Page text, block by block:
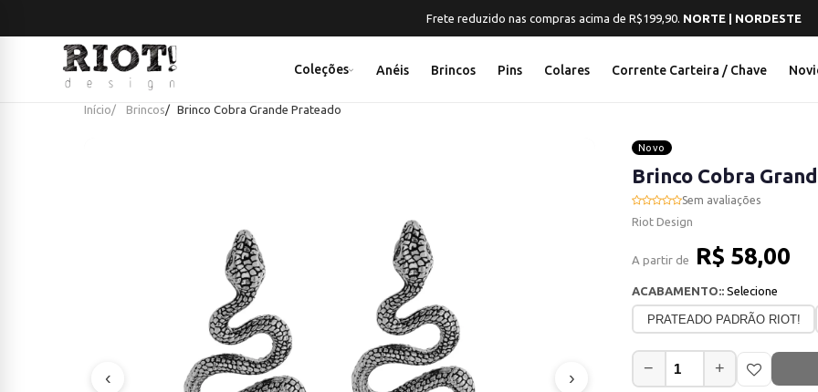
Frete reduzido nas compras acima de R$199,90. NORTE | NORDESTE
Coleções Anéis Brincos Pins Colares Corrente Carteira / Chave
Início Brincos Brinco Cobra Grande Prateado
‹ ›
Novo
Brinco Cobra
Sem avaliações
Riot Design
A partir de R$ 58,00
ACABAMENTO:: Selecione
PRATEADO PADRÃO RIOT!
− +